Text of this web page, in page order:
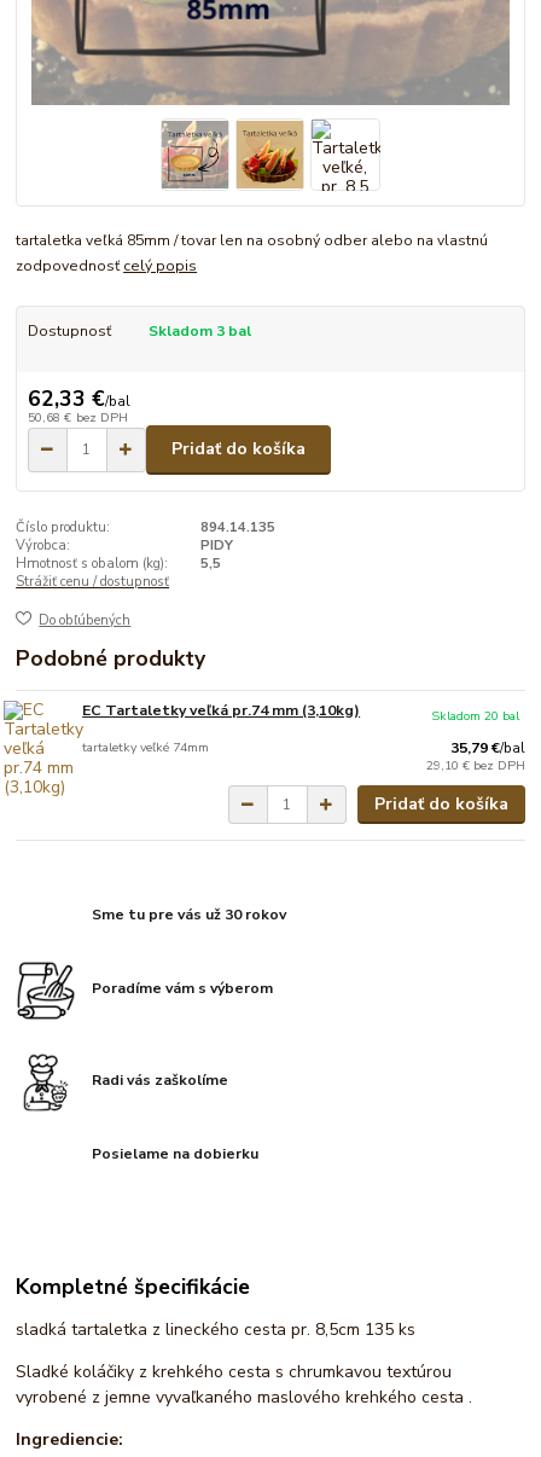
tartaletka veľká 85mm / tovar len na osobný odber alebo na vlastnú
zodpovednosťcelý popis
Dostupnosť Skladom 3 bal
62,33 €/bal
50,68 € bez DPH
Pridať do košíka
Číslo produktu:
894.14.135
Výrobca:
PIDY
Hmotnosť s obalom (kg):
5,5
Strážiť cenu / dostupnosť
Do obľúbených
Podobné produkty
EC Tartaletky veľká pr.74 mm (3,10kg)
tartaletky veľké 74mm 35,79 €/bal
29,10 € bez DPH
Skladom 20 bal
Pridať do košíka
Sme tu pre vás už 30 rokov
Poradíme vám s výberom
Radi vás zaškolíme
Posielame na dobierku
Kompletné špecifikácie
sladká tartaletka z lineckého cesta pr. 8,5cm 135 ks
Sladké koláčiky z krehkého cesta s chrumkavou textúrou
vyrobené z jemne vyvaľkaného maslového krehkého cesta .
Ingrediencie: